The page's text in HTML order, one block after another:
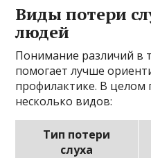
Виды потери
людей
Понимание различий в
помогает лучше
профилактике. В целом
несколько видов:
Тип потери
слуха